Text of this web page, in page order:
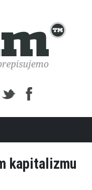
kapitalizmu